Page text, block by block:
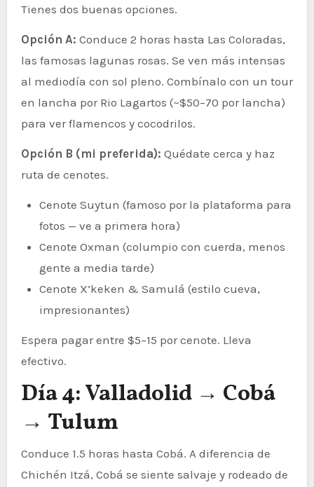
Tienes dos buenas opciones.
Opción A: Conduce 2 horas hasta Las Coloradas,
las famosas lagunas rosas. Se ven más intensas
al mediodía con sol pleno. Combínalo con un tour
en lancha por Rio Lagartos (~$50–70 por lancha)
para ver flamencos y cocodrilos.
Opción B (mi preferida): Quédate cerca y haz
ruta de cenotes.
Cenote Suytun (famoso por la plataforma para
fotos — ve a primera hora)
Cenote Oxman (columpio con cuerda, menos
gente a media tarde)
Cenote X’keken & Samulá (estilo cueva,
impresionantes)
Espera pagar entre $5–15 por cenote. Lleva
efectivo.
Día 4: Valladolid → Cobá
→ Tulum
Conduce 1.5 horas hasta Cobá. A diferencia de
Chichén Itzá, Cobá se siente salvaje y rodeado de